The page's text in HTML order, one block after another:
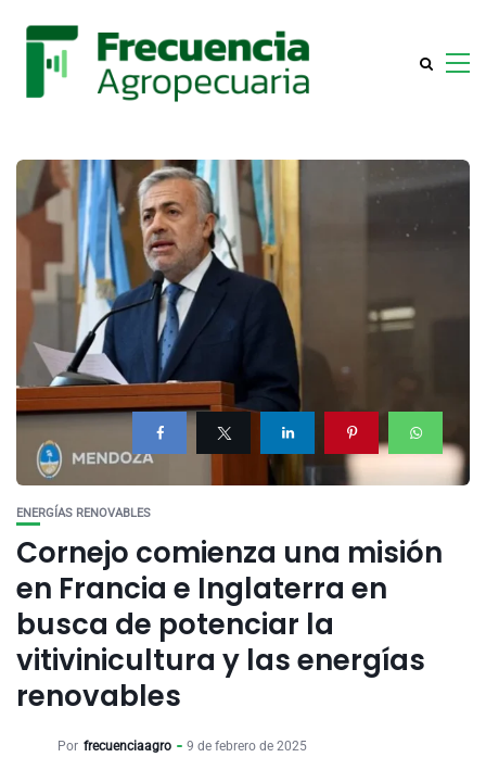
ENERGÍAS RENOVABLES
Cornejo comienza una misión
en Francia e Inglaterra en
busca de potenciar la
vitivinicultura y las energías
renovables
Por frecuenciaagro 9 de febrero de 2025